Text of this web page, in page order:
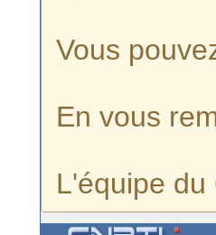
Vous
En vous
L'équipe du